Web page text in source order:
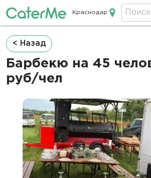
Кейтеринг в
Краснодар
Строка
навигации
< Назад
Барбекю на 45
руб/чел